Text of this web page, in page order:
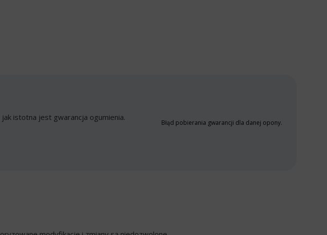
istotna jest gwarancja ogumienia.
Błąd pobierania gwarancji dla danej opony.